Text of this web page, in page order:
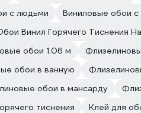
с людьми Виниловые обои
Винил Горячего Тиснения
обои 1.06 м
обои в ванную
обои в мансарду
тиснения Клей для